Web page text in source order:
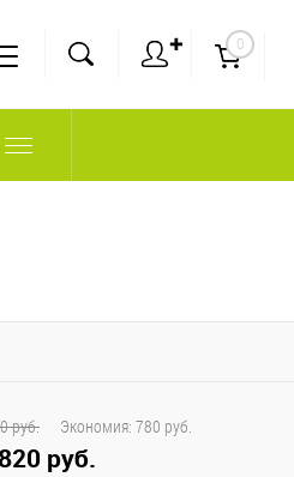
✚ 0
руб. Экономия: 780 руб.
руб.